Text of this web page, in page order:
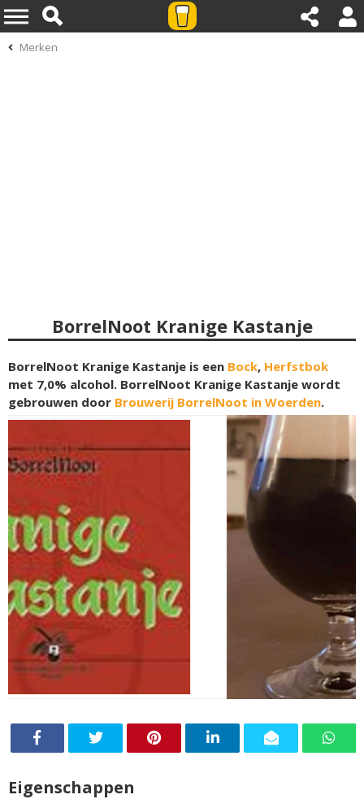
Merken
BorrelNoot Kranige Kastanje
BorrelNoot Kranige Kastanje is een Bock, Herfstbok
met 7,0% alcohol. BorrelNoot Kranige Kastanje wordt
gebrouwen door Brouwerij BorrelNoot in Woerden.
Eigenschappen